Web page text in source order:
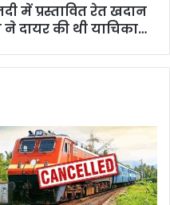
में प्रस्तावित रेत खदान
दायर की थी याचिका…